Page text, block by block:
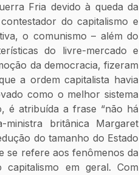
Fria devido à queda da
do capitalismo e
o comunismo – além do
do livre-mercado e
da democracia, fizeram
a ordem capitalista havia
como o melhor sistema
é atribuída a frase “não há
britânica Margaret
do tamanho do Estado
se refere aos fenômenos da
em geral. Com